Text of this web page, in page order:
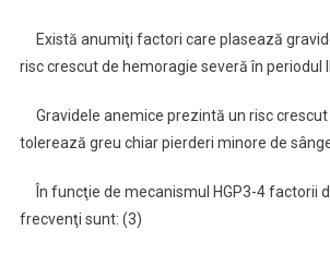
Există anumiţi factori care plasează
risc crescut de hemoragie severă în periodul
Gravidele anemice prezintă un risc crescut
tolerează greu chiar pierderi minore de
În funcţie de mecanismul HGP3-4 factorii
frecvenţi sunt: (3)